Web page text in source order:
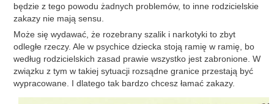
będzie z tego powodu żadnych problemów, to inne rodzicielskie
zakazy nie mają sensu.
Może się wydawać, że rozebrany szalik i narkotyki to zbyt
odległe rzeczy. Ale w psychice dziecka stoją ramię w ramię, bo
według rodzicielskich zasad prawie wszystko jest zabronione. W
związku z tym w takiej sytuacji rozsądne granice przestają być
wypracowane. I dlatego tak bardzo chcesz łamać zakazy.